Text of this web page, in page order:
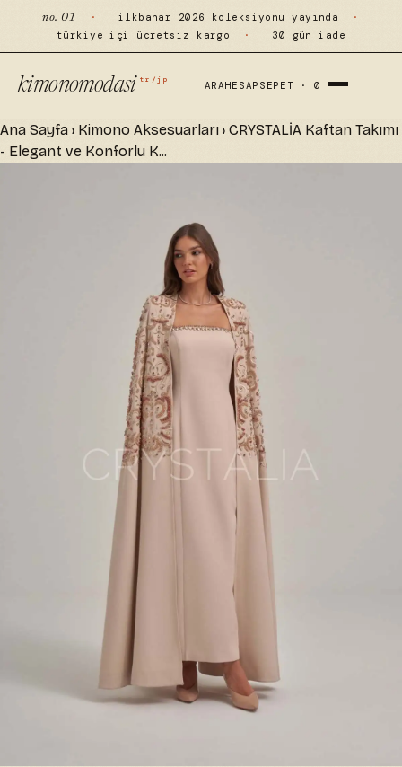
no. 01 · ilkbahar 2026 koleksiyonu yayında
·
türkiye içi ücretsiz kargo
· 30 gün iade
kimonomodasi tr/jp
ARAHESAP SEPET ·0
Ana Sayfa › Kimono Aksesuarları › CRYSTALİA Kaftan Takımı
- Elegant ve Konforlu K...